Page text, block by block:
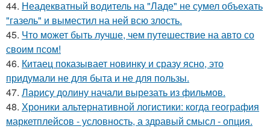
44. Неадекватный водитель на "Ладе" не сумел объехать
"газель" и выместил на ней всю злость.
45. Что может быть лучше, чем путешествие на авто со
своим псом!
46. Китаец показывает новинку и сразу ясно, это
придумали не для быта и не для пользы.
47. Ларису долину начали вырезать из фильмов.
48. Хроники альтернативной логистики: когда география
маркетплейсов - условность, а здравый смысл - опция.